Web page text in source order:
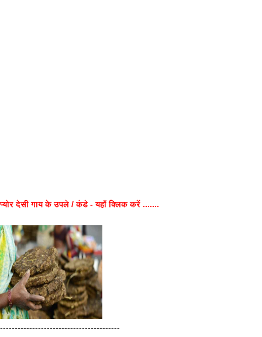
प्योर देसी गाय के उपले / कंडे - यहाँ क्लिक करें .......
-----------------------------------------